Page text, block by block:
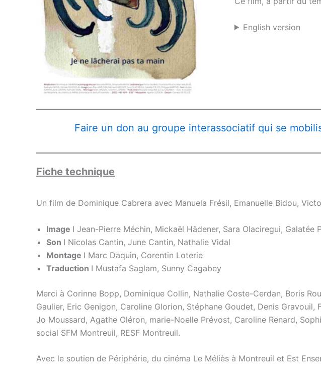
English version
Faire un don au groupe interassociatif qui se
Fiche technique
Un film de Dominique Cabrera avec Manuela Frésil, Emanuelle Bidou,
Image I Jean-Pierre Méchin, Mickaël Hädener, Sara Olaciregui, Galatée
Son I Nicolas Cantin, June Cantin, Nathalie Vidal
Montage I Marc Daquin, Corentin Loterie
Traduction I Mustafa Saglam, Sunny Cagabey
Merci à Corinne Bopp, Dominique Collin, Nathalie Coste-Cerdan, Boris
Gaulier, Eric Genigon, Caroline Glorion, Stéphane Goudet, Denis
Jo Moussard, Agathe Oléron, marie-Noelle Prévost, Caroline Renard,
social SFM Montreuil, RESF Montreuil.
Avec le soutien de Périphérie, du cinéma Le Méliès à Montreuil et Est